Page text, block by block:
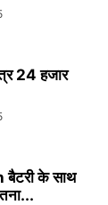
24 हजार
के साथ